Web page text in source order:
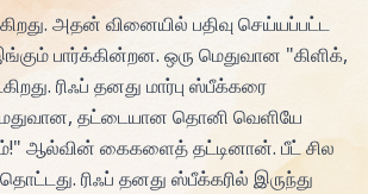
அதன் வினையில் பதிவு செய்யப்பட்ட
பார்க்கின்றன. ஒரு மெதுவான "கிளிக்,
ரிஃப் தனது மார்பு ஸ்பீக்கரை
தட்டையான தொனி வெளியே
ஆல்வின் கைகளைத் தட்டினான். பீட் சில
ரிஃப் தனது ஸ்பீக்கரில் இருந்து